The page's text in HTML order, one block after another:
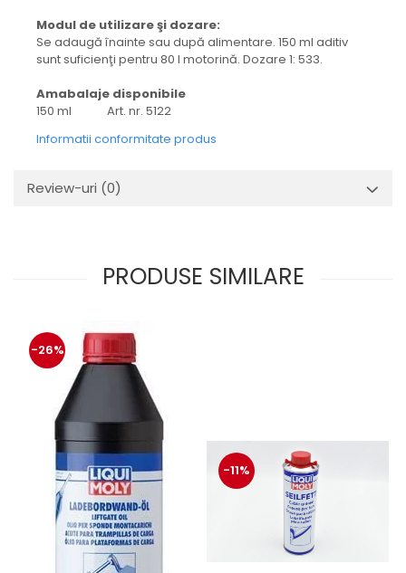
Electrice
Mecanice
Motoras electric si pompa
Consumabile
Modul de utilizare şi dozare:
Se adaugă înainte sau după alimentare. 150 ml aditiv
sunt suficienţi pentru 80 l motorină. Dozare 1: 533.
Amabalaje disponibile
150 ml Art. nr. 5122
Informatii conformitate produs
Review-uri (0)
PRODUSE SIMILARE
-26%
-11%